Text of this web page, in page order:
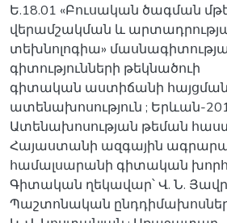
Ե.18.01 «Բուսական ծագման
վերամշակման և
տեխնոլոգիա»
գիտությունների թեկնածուի
գիտական աստիճանի հայցման
ատենախոսություն ; Երևան-
Ատենախոսության թեման
Հայաստանի ազգային
համալսարանի գիտական
Գիտական ղեկավար՝ Վ. Ն.
Պաշտոնական